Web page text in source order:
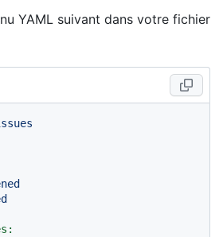
YAML suivant dans votre fichier